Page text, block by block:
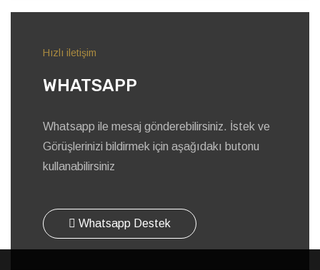
Hızlı iletişim
WHATSAPP
Whatsapp ile mesaj gönderebilirsiniz. İstek ve
Görüşlerinizi bildirmek için aşağıdakı butonu
kullanabilirsiniz
Whatsapp Destek